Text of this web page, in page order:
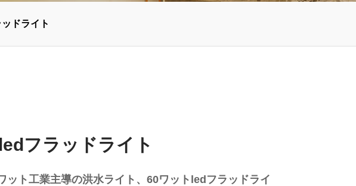
ドライト
フラッドライト
ト工業主導の洪水ライト、60ワットledフラッドライ